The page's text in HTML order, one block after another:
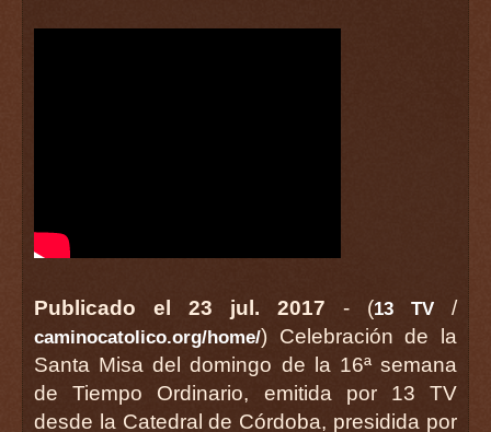
Publicado el 23 jul. 2017 - (13 TV /
caminocatolico.org/home/) Celebración de la
Santa Misa del domingo de la 16ª semana
de Tiempo Ordinario, emitida por 13 TV
desde la Catedral de Córdoba, presidida por